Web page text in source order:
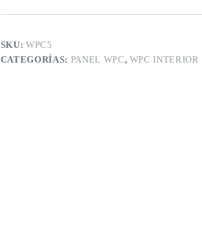
unidades)
SKU:WPC5
CATEGORÍAS: PANEL WPC, WPC INTERIOR